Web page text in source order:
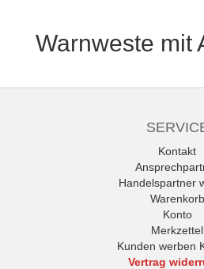
Warnweste mit
Kontakt
Handelspartner
Warenkorb
Konto
Merkzettel
Kunden werben
Vertrag